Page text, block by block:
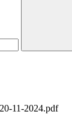
11-2024.pdf